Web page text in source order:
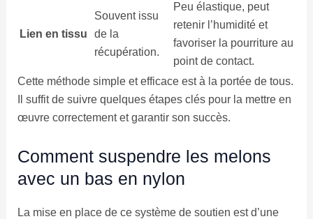
Lien en tissu
Souvent issu
de la
récupération.
Peu élastique, peut
retenir l’humidité et
favoriser la pourriture au
point de contact.
Cette méthode simple et efficace est à la portée de tous.
Il suffit de suivre quelques étapes clés pour la mettre en
œuvre correctement et garantir son succès.
Comment suspendre les melons
avec un bas en nylon
La mise en place de ce système de soutien est d’une